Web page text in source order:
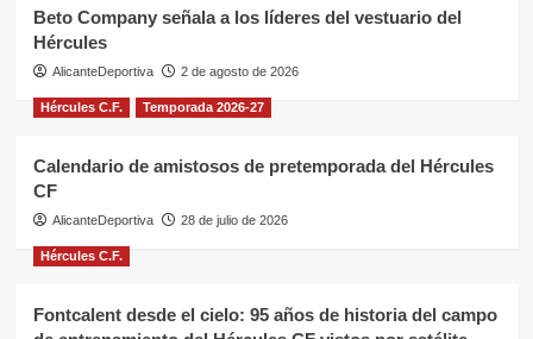
Beto Company señala a los líderes del vestuario del
Hércules
AlicanteDeportiva 2 de agosto de 2026
Hércules C.F. Temporada 2026-27
Calendario de amistosos de pretemporada del Hércules
CF
AlicanteDeportiva 28 de julio de 2026
Hércules C.F.
Fontcalent desde el cielo: 95 años de historia del campo